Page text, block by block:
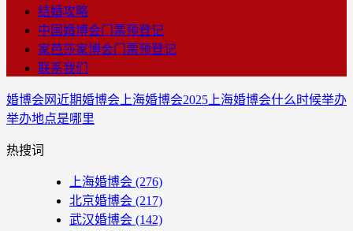
结婚攻略
中国婚博会门票预登记
家芭莎家博会门票预登记
联系我们
婚博会网近期婚博会 上海婚博会2025上海婚博会什么时候举办
举办地点是哪里
热搜词
上海婚博会 (276)
北京婚博会 (217)
武汉婚博会 (142)